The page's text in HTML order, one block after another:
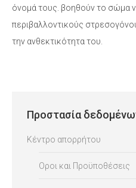
όνομά τους. βοηθούν το σώμα
περιβαλλοντικούς
την ανθεκτικότητα του.
Προστασία
Κέντρο απορρήτου
Οροι και Προϋποθέσεις